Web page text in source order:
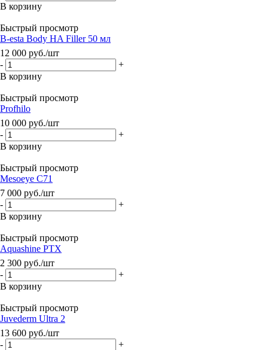
В корзину
Быстрый просмотр
B-esta Body HA Filler 50 мл
12 000 руб./шт
-
+
В корзину
Быстрый просмотр
Profhilo
10 000 руб./шт
-
+
В корзину
Быстрый просмотр
Mesoeye C71
7 000 руб./шт
-
+
В корзину
Быстрый просмотр
Aquashine PTX
2 300 руб./шт
-
+
В корзину
Быстрый просмотр
Juvederm Ultra 2
13 600 руб./шт
-
+